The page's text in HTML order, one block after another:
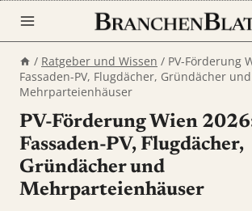
Inhalt
springen
/ Ratgeber und Wissen / PV-Förderung
Fassaden-PV, Flugdächer, Gründächer und
Mehrparteienhäuser
PV-Förderung Wien
Fassaden-PV, Flugdächer,
Gründächer und
Mehrparteienhäuser